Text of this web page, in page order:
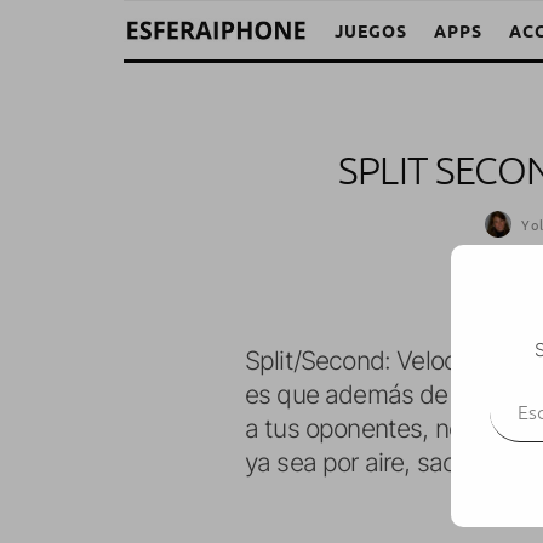
JUEGOS APPS
SPLIT
Split/Second: Velocity es
es que además de poder
a tus oponentes, no sólo
ya sea por aire,